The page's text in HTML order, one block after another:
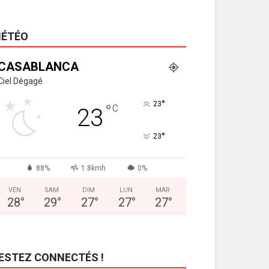
Dégagé
23 °C 23°
23°
88% 1.8kmh 0%
VEN
28°
SAM
29°
DIM
27°
LUN
27°
MAR
27°
CONNECTÉS !